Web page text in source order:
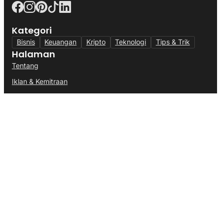
Kategori
Bisnis Keuangan Kripto Teknologi Tips & Trik
Halaman
Tentang
Iklan & Kemitraan